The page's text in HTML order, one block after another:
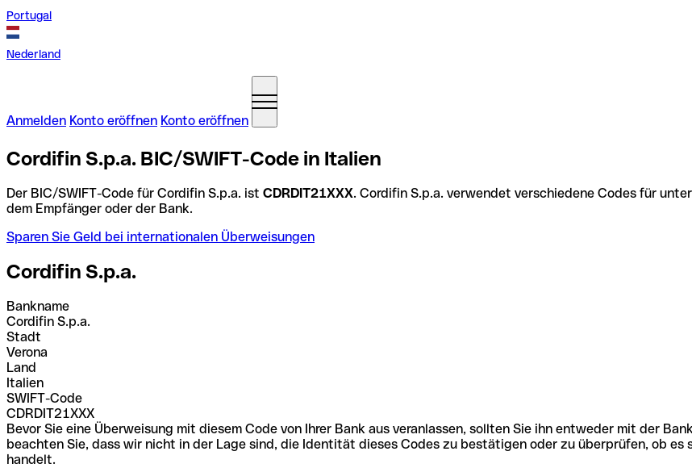
Portugal
Nederland
Anmelden Konto eröffnen Konto eröffnen
Cordifin S.p.a. BIC/SWIFT-Code in Italien
Der BIC/SWIFT-Code für Cordifin S.p.a. ist CDRDIT21XXX. Cordifin S.p.a. verwendet verschiedene Codes für
dem Empfänger oder der Bank.
Sparen Sie Geld bei internationalen Überweisungen
Cordifin S.p.a.
Bankname
Cordifin S.p.a.
Stadt
Verona
Land
Italien
SWIFT-Code
CDRDIT21XXX
Bevor Sie eine Überweisung mit diesem Code von Ihrer Bank aus veranlassen, sollten Sie ihn entweder mit der
beachten Sie, dass wir nicht in der Lage sind, die Identität dieses Codes zu bestätigen oder zu überprüfen, ob es
handelt.